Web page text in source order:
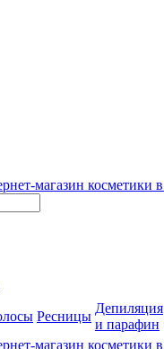
Ресницы
Депиляция
и парафин